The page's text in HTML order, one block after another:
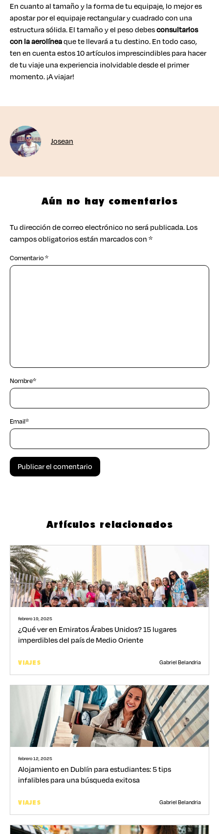
En cuanto al tamaño y la forma de tu equipaje, lo mejor es
apostar por el equipaje rectangular y cuadrado con una
estructura sólida. El tamaño y el peso debesconsultarlos
con la aerolíneaque te llevará a tu destino. En todo caso,
ten en cuenta estos 10 artículos imprescindibles para hacer
de tu viaje una experiencia inolvidable desde el primer
momento. ¡A viajar!
Josean
Aún no hay comentarios
Tu dirección de correo electrónico no será publicada.Los
campos obligatorios están marcados con*
Comentario*
Nombre*
Email*
Artículos relacionados
febrero 19, 2025
¿Qué ver en Emiratos Árabes Unidos? 15 lugares
imperdibles del país de Medio Oriente
VIAJES Gabriel Belandria
febrero 12, 2025
Alojamiento en Dublín para estudiantes: 5 tips
infalibles para una búsqueda exitosa
VIAJES Gabriel Belandria